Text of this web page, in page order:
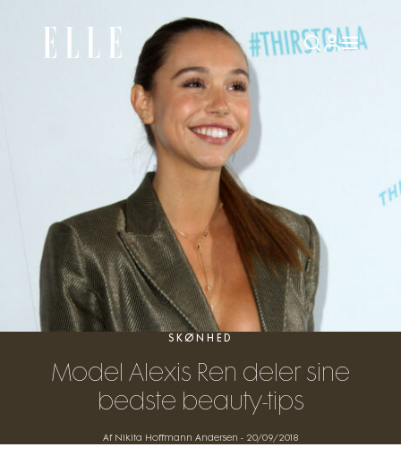
SKØNHED
Model Alexis Ren deler sine
bedste beauty-tips
Af Nikita Hoffmann Andersen - 20/09/2018